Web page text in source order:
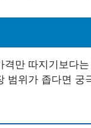
만 따지기보다
범위가 좁다면 궁